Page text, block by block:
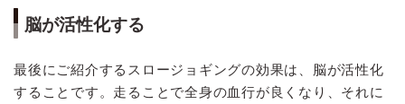
脳が活性化する
最後にご紹介するスロージョギングの効果は、脳が活性化
することです。走ることで全身の血行が良くなり、それに